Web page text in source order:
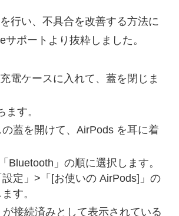
行い、不具合を改善する方法に
サポートより抜粋しました。
電ケースに入れて、蓋を閉じま
ます。
蓋を開けて、AirPods を耳に着
Bluetooth」の順に選択します。
設定」>「[お使いの AirPods]」の
す。
接続済みとして表示されている